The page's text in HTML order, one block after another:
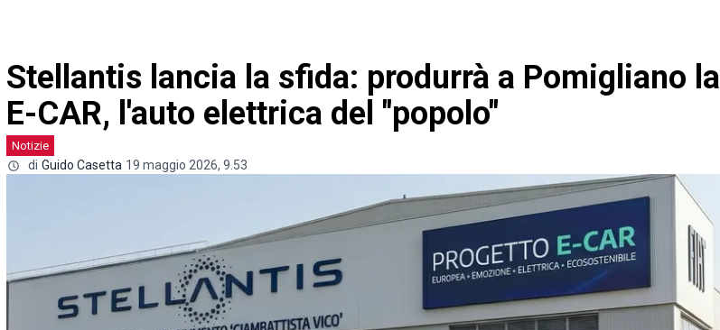
Stellantis lancia la sfida: produrrà a Pomigliano la
E-CAR, l'auto elettrica del "popolo"
Notizie
di Guido Casetta 19 maggio 2026, 9.53